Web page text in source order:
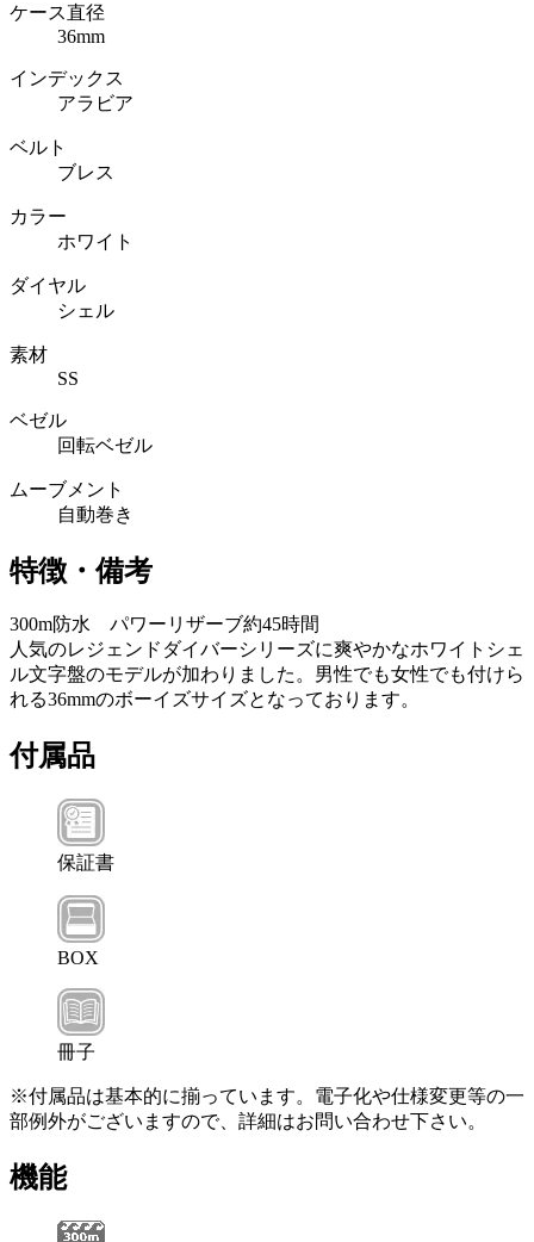
ケース直径
36mm
インデックス
アラビア
ベルト
ブレス
カラー
ホワイト
ダイヤル
シェル
素材
SS
ベゼル
回転ベゼル
ムーブメント
自動巻き
特徴・備考
300m防水 パワーリザーブ約45時間
人気のレジェンドダイバーシリーズに爽やかなホワイトシェ
ル文字盤のモデルが加わりました。男性でも女性でも付けら
れる36mmのボーイズサイズとなっております。
付属品
保証書
BOX
冊子
※付属品は基本的に揃っています。電子化や仕様変更等の一
部例外がございますので、詳細はお問い合わせ下さい。
機能